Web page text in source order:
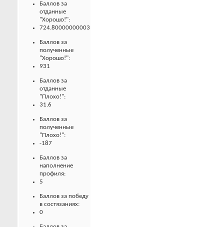
Баллов за
отданные
"Хорошо!":
724.80000000003
Баллов за
полученные
"Хорошо!":
931
Баллов за
отданные
"Плохо!":
31.6
Баллов за
полученные
"Плохо!":
-187
Баллов за
наполнение
профиля:
5
Баллов за победу
в состязаниях:
0